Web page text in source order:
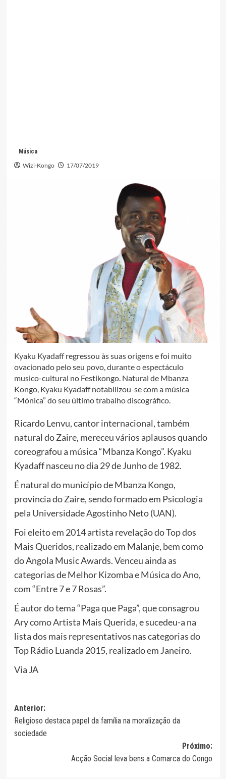
Música
Wizi-Kongo 17/07/2019
Kyaku Kyadaff regressou às suas origens e foi muito
ovacionado pelo seu povo, durante o espectáculo
musico-cultural no Festikongo. Natural de Mbanza
Kongo, Kyaku Kyadaff notabilizou-se com a música
“Mónica” do seu último trabalho discográfico.
Ricardo Lenvu, cantor internacional, também
natural do Zaire, mereceu vários aplausos quando
coreografou a música “Mbanza Kongo”. Kyaku
Kyadaff nasceu no dia 29 de Junho de 1982.
É natural do município de Mbanza Kongo,
província do Zaire, sendo formado em Psicologia
pela Universidade Agostinho Neto (UAN).
Foi eleito em 2014 artista revelação do Top dos
Mais Queridos, realizado em Malanje, bem como
do Angola Music Awards. Venceu ainda as
categorias de Melhor Kizomba e Música do Ano,
com “Entre 7 e 7 Rosas”.
É autor do tema “Paga que Paga”, que consagrou
Ary como Artista Mais Querida, e sucedeu-a na
lista dos mais representativos nas categorias do
Top Rádio Luanda 2015, realizado em Janeiro.
Via JA
Navegação
de
Anterior:
Religioso destaca papel da família na moralização da
sociedade
Próximo:
Acção Social leva bens a Comarca do Congo